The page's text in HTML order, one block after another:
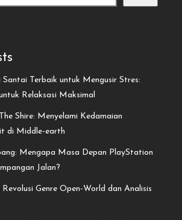
Santai Terbaik untuk Mengusir Stres:
Relaksasi Maksimal
Shire: Menyelami Kedamaian
di Middle-earth
Mengapa Masa Depan PlayStation
Jalan?
Genre Open-World dan Analisis